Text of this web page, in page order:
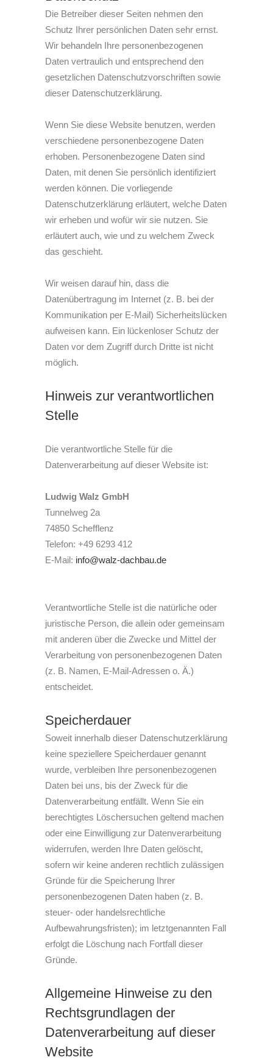
Die Betreiber dieser Seiten nehmen den
Schutz Ihrer persönlichen Daten sehr ernst.
Wir behandeln Ihre personenbezogenen
Daten vertraulich und entsprechend den
gesetzlichen Datenschutzvorschriften sowie
dieser Datenschutzerklärung.
Wenn Sie diese Website benutzen, werden
verschiedene personenbezogene Daten
erhoben. Personenbezogene Daten sind
Daten, mit denen Sie persönlich identifiziert
werden können. Die vorliegende
Datenschutzerklärung erläutert, welche Daten
wir erheben und wofür wir sie nutzen. Sie
erläutert auch, wie und zu welchem Zweck
das geschieht.
Wir weisen darauf hin, dass die
Datenübertragung im Internet (z. B. bei der
Kommunikation per E-Mail) Sicherheitslücken
aufweisen kann. Ein lückenloser Schutz der
Daten vor dem Zugriff durch Dritte ist nicht
möglich.
Hinweis zur verantwortlichen
Stelle
Die verantwortliche Stelle für die
Datenverarbeitung auf dieser Website ist:
Ludwig Walz GmbH
Tunnelweg 2a
74850 Schefflenz
Telefon: +49 6293 412
E-Mail: info@walz-dachbau.de
Verantwortliche Stelle ist die natürliche oder
juristische Person, die allein oder gemeinsam
mit anderen über die Zwecke und Mittel der
Verarbeitung von personenbezogenen Daten
(z. B. Namen, E-Mail-Adressen o. Ä.)
entscheidet.
Speicherdauer
Soweit innerhalb dieser Datenschutzerklärung
keine speziellere Speicherdauer genannt
wurde, verbleiben Ihre personenbezogenen
Daten bei uns, bis der Zweck für die
Datenverarbeitung entfällt. Wenn Sie ein
berechtigtes Löschersuchen geltend machen
oder eine Einwilligung zur Datenverarbeitung
widerrufen, werden Ihre Daten gelöscht,
sofern wir keine anderen rechtlich zulässigen
Gründe für die Speicherung Ihrer
personenbezogenen Daten haben (z. B.
steuer- oder handelsrechtliche
Aufbewahrungsfristen); im letztgenannten Fall
erfolgt die Löschung nach Fortfall dieser
Gründe.
Allgemeine Hinweise zu den
Rechtsgrundlagen der
Datenverarbeitung auf dieser
Website